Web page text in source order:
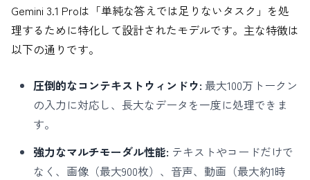
Gemini 3.1 Proは「単純な答えでは足りないタスク」を処
理するために特化して設計されたモデルです。主な特徴は
以下の通りです。
圧倒的なコンテキストウィンドウ: 最大100万トークン
の入力に対応し、長大なデータを一度に処理できま
す。
強力なマルチモーダル性能: テキストやコードだけで
なく、画像（最大900枚）、音声、動画（最大約1時